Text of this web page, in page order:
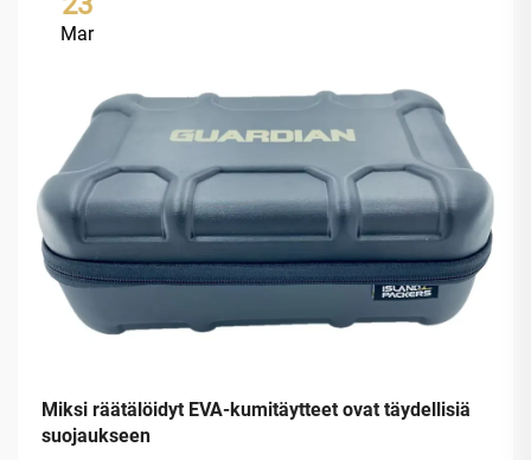
Mar
Miksi räätälöidyt EVA-kumitäytteet ovat täydellisiä
suojaukseen